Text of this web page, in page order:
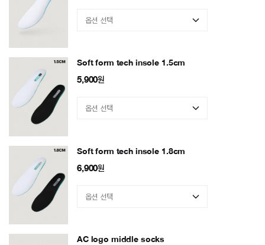
Soft form tech insole 1.5cm
5,900원
Soft form tech insole 1.8cm
6,900원
AC logo middle socks